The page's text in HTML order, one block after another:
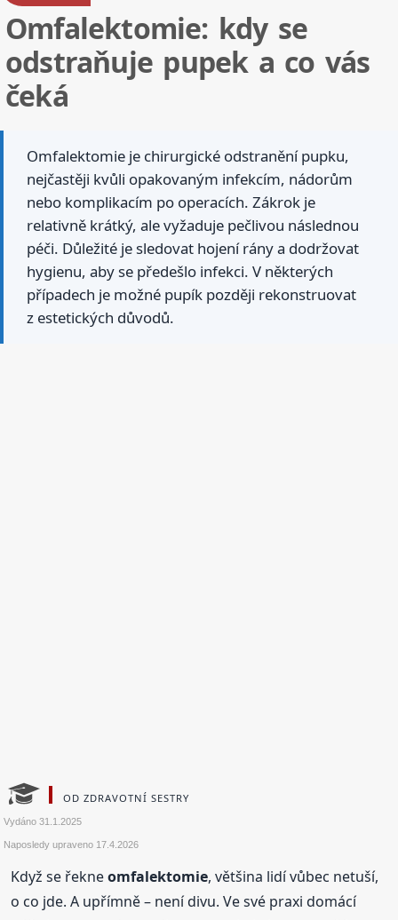
Omfalektomie: kdy se
odstraňuje pupek a co vás
čeká
Omfalektomie je chirurgické odstranění pupku,
nejčastěji kvůli opakovaným infekcím, nádorům
nebo komplikacím po operacích. Zákrok je
relativně krátký, ale vyžaduje pečlivou následnou
péči. Důležité je sledovat hojení rány a dodržovat
hygienu, aby se předešlo infekci. V některých
případech je možné pupík později rekonstruovat
z estetických důvodů.
OD ZDRAVOTNÍ SESTRY
Vydáno31.1.2025
Naposledy upraveno 17.4.2026
Když se řekneomfalektomie, většina lidí vůbec netuší,
o co jde. A upřímně – není divu. Ve své praxi domácí